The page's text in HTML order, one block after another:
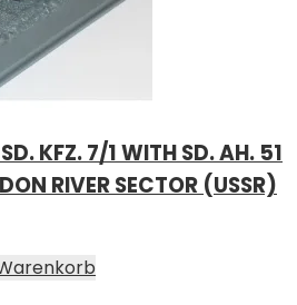
KFZ. 7/1 WITH SD. AH. 51
RIVER SECTOR (USSR)